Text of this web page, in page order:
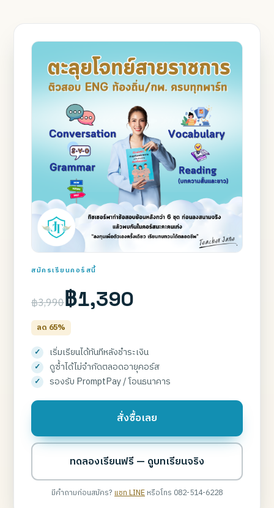
สมัครเรียนคอร์สนี้
฿3,990฿1,390
ลด 65%
เริ่มเรียนได้ทันทีหลังชำระเงิน
ดูซ้ำได้ไม่จำกัดตลอดอายุคอร์ส
รองรับ PromptPay / โอนธนาคาร
สั่งซื้อเลย
ทดลองเรียนฟรี — ดูบทเรียนจริง
มีคำถามก่อนสมัคร?แชท LINEหรือโทร 082-514-6228